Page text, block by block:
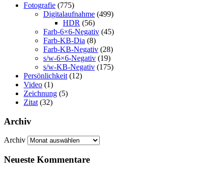
Fotografie (775)
Digitalaufnahme (499)
HDR (56)
Farb-6×6-Negativ (45)
Farb-KB-Dia (8)
Farb-KB-Negativ (28)
s/w-6×6-Negativ (19)
s/w-KB-Negativ (175)
Persönlichkeit (12)
Video (1)
Zeichnung (5)
Zitat (32)
Archiv
Archiv
Neueste Kommentare